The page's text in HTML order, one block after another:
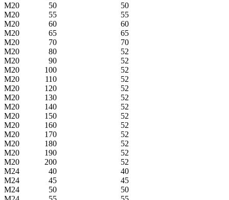
M20
50
50
M20
55
55
M20
60
60
M20
65
65
M20
70
70
M20
80
52
M20
90
52
M20
100
52
M20
110
52
M20
120
52
M20
130
52
M20
140
52
M20
150
52
M20
160
52
M20
170
52
M20
180
52
M20
190
52
M20
200
52
M24
40
40
M24
45
45
M24
50
50